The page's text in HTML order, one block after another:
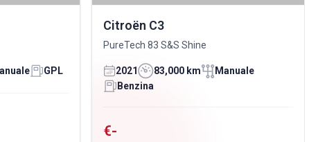
GPL
Citroën C3
PureTech 83 S&S Shine
2021 83,000 km
Manuale
Benzina
€-